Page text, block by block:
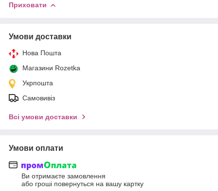
Приховати
Умови доставки
Нова Пошта
Магазини Rozetka
Укрпошта
Самовивіз
Всі умови доставки
Умови оплати
Ви отримаєте замовлення
або гроші повернуться на вашу картку